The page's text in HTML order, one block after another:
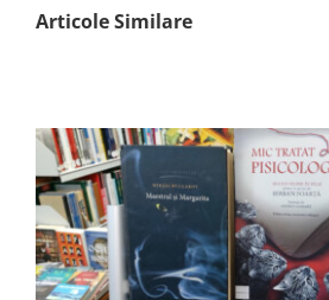
Articole Similare